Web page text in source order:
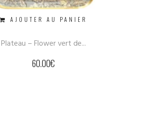
AJOUTER AU PANIER
Plateau – Flower vert de...
60.00€